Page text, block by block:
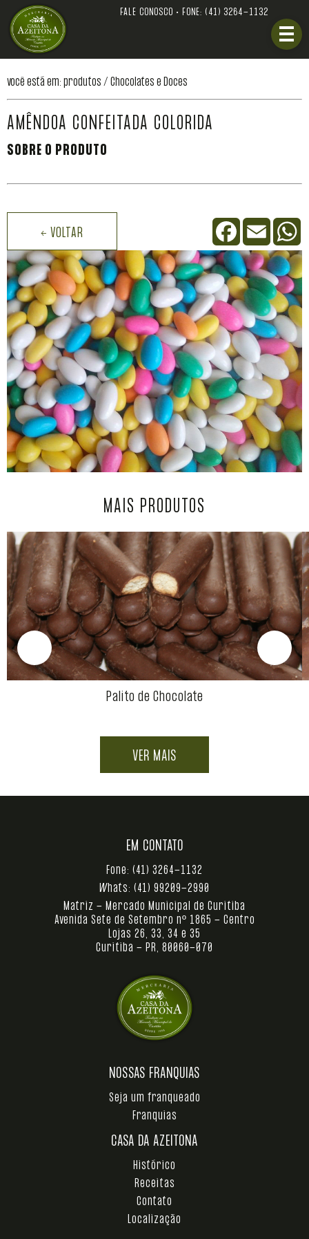
FALE CONOSCO • FONE: (41) 3264-1132
você está em: produtos / Chocolates e Doces
AMÊNDOA CONFEITADA COLORIDA
SOBRE O PRODUTO
← VOLTAR
FacebookEmail
MAIS PRODUTOS
Palito de Chocolate
VER MAIS
CASA DA AZEITONA
Histórico
Receitas
Contato
Localização
NOSSAS FRANQUIAS
Seja um franqueado
Franquias
EM CONTATO
Fone: (41) 3264-1132
Whats: (41) 99209-2990
Matriz - Mercado Municipal de Curitiba
Avenida Sete de Setembro nº 1865 - Centro
Lojas 26, 33, 34 e 35
Curitiba - PR, 80060-070